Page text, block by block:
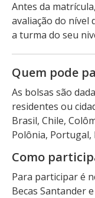
Antes da
avaliação do nível
a turma do seu
Quem pode
As bolsas são
residentes ou
Brasil, Chile,
Polônia, Portugal,
Como
Para participar é
Becas Santander